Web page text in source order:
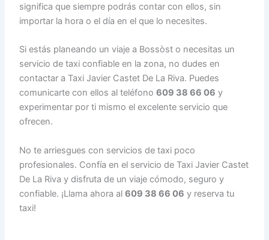
significa que siempre podrás contar con ellos, sin
importar la hora o el día en el que lo necesites.
Si estás planeando un viaje a Bossòst o necesitas un
servicio de taxi confiable en la zona, no dudes en
contactar a Taxi Javier Castet De La Riva. Puedes
comunicarte con ellos al teléfono609 38 66 06 y
experimentar por ti mismo el excelente servicio que
ofrecen.
No te arriesgues con servicios de taxi poco
profesionales. Confía en el servicio de Taxi Javier Castet
De La Riva y disfruta de un viaje cómodo, seguro y
confiable. ¡Llama ahora al609 38 66 06 y reserva tu
taxi!